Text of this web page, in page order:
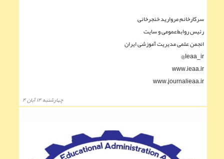
سرکارخانم مروارید خنجرخانی
رئيس روابط‌عمومی و سایت
انجمن علمی مدیریت آموزشی ایران
Ieaa_ir@
www.ieaa.ir
www.journalieaa.ir
چهارشنبه ۱۴ آبان ۴